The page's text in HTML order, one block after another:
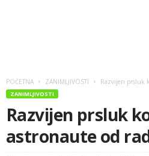
POČETNA ZANIMLJIVOSTI Razvijen prsluk
ZANIMLJIVOSTI
Razvijen prsluk
astronaute od